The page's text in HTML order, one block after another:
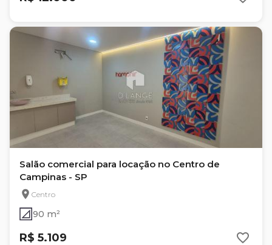
Salão comercial para locação no Centro de
Campinas - SP
Centro
90 m²
R$ 5.109